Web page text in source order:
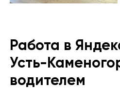
Работа в
Усть-
водителем